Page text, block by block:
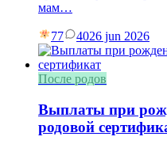
мам…
77 4026 jun 2026
После родов
Выплаты при
родовой